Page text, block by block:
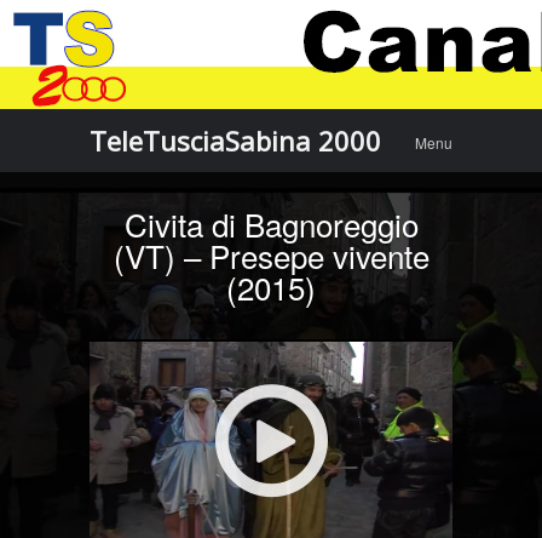
TeleTusciaSabina 2000
content
Menu
Civita di Bagnoreggio
(VT) – Presepe vivente
(2015)